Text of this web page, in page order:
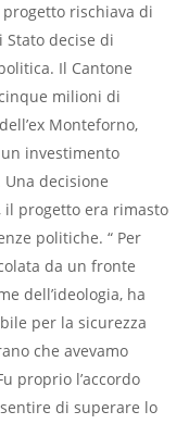
rischiava di
decise di
Il Cantone
milioni di
Monteforno,
un investimento
decisione
il progetto era rimasto
politiche. “ Per
da un fronte
dell’ideologia, ha
per la sicurezza
che avevamo
proprio l’accordo
di superare lo